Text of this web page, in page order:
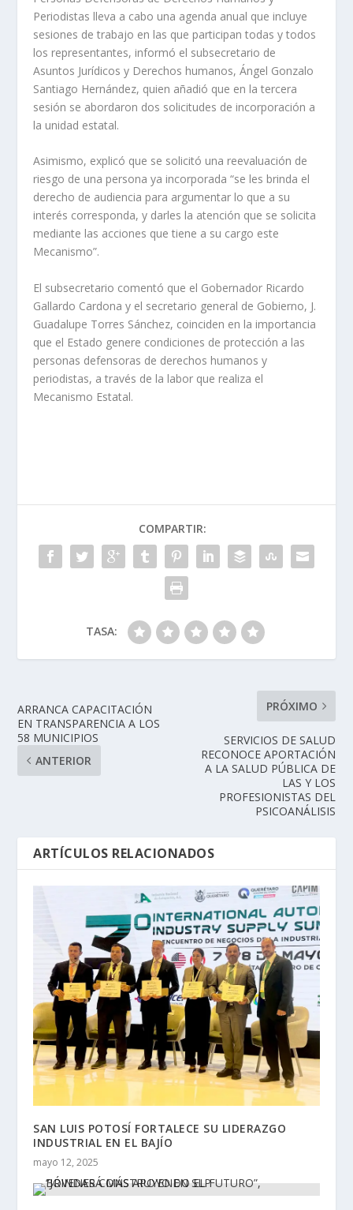
Periodistas lleva a cabo una agenda anual que incluye
sesiones de trabajo en las que participan todas y todos
los representantes, informó el subsecretario de
Asuntos Jurídicos y Derechos humanos, Ángel Gonzalo
Santiago Hernández, quien añadió que en la tercera
sesión se abordaron dos solicitudes de incorporación a
la unidad estatal.
Asimismo, explicó que se solicitó una reevaluación de
riesgo de una persona ya incorporada “se les brinda el
derecho de audiencia para argumentar lo que a su
interés corresponda, y darles la atención que se solicita
mediante las acciones que tiene a su cargo este
Mecanismo”.
El subsecretario comentó que el Gobernador Ricardo
Gallardo Cardona y el secretario general de Gobierno, J.
Guadalupe Torres Sánchez, coinciden en la importancia
que el Estado genere condiciones de protección a las
personas defensoras de derechos humanos y
periodistas, a través de la labor que realiza el
Mecanismo Estatal.
COMPARTIR:
TASA:
ARRANCA CAPACITACIÓN
EN TRANSPARENCIA A LOS
58 MUNICIPIOS
ANTERIOR
PRÓXIMO
SERVICIOS DE SALUD
RECONOCE APORTACIÓN
A LA SALUD PÚBLICA DE
LAS Y LOS
PROFESIONISTAS DEL
PSICOANÁLISIS
ARTÍCULOS RELACIONADOS
SAN LUIS POTOSÍ FORTALECE SU LIDERAZGO
INDUSTRIAL EN EL BAJÍO
mayo 12, 2025